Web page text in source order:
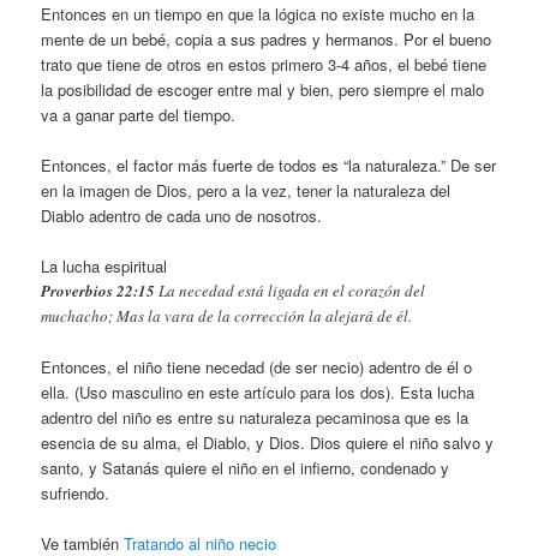
Entonces en un tiempo en que la lógica no existe mucho en la
mente de un bebé, copia a sus padres y hermanos. Por el bueno
trato que tiene de otros en estos primero 3-4 años, el bebé tiene
la posibilidad de escoger entre mal y bien, pero siempre el malo
va a ganar parte del tiempo.
Entonces, el factor más fuerte de todos es “la naturaleza.” De ser
en la imagen de Dios, pero a la vez, tener la naturaleza del
Diablo adentro de cada uno de nosotros.
La lucha espiritual
Proverbios 22:15La necedad está ligada en el corazón del
muchacho; Mas la vara de la corrección la alejará de él.
Entonces, el niño tiene necedad (de ser necio) adentro de él o
ella. (Uso masculino en este artículo para los dos). Esta lucha
adentro del niño es entre su naturaleza pecaminosa que es la
esencia de su alma, el Diablo, y Dios. Dios quiere el niño salvo y
santo, y Satanás quiere el niño en el infierno, condenado y
sufriendo.
Ve tambiénTratando al niño necio